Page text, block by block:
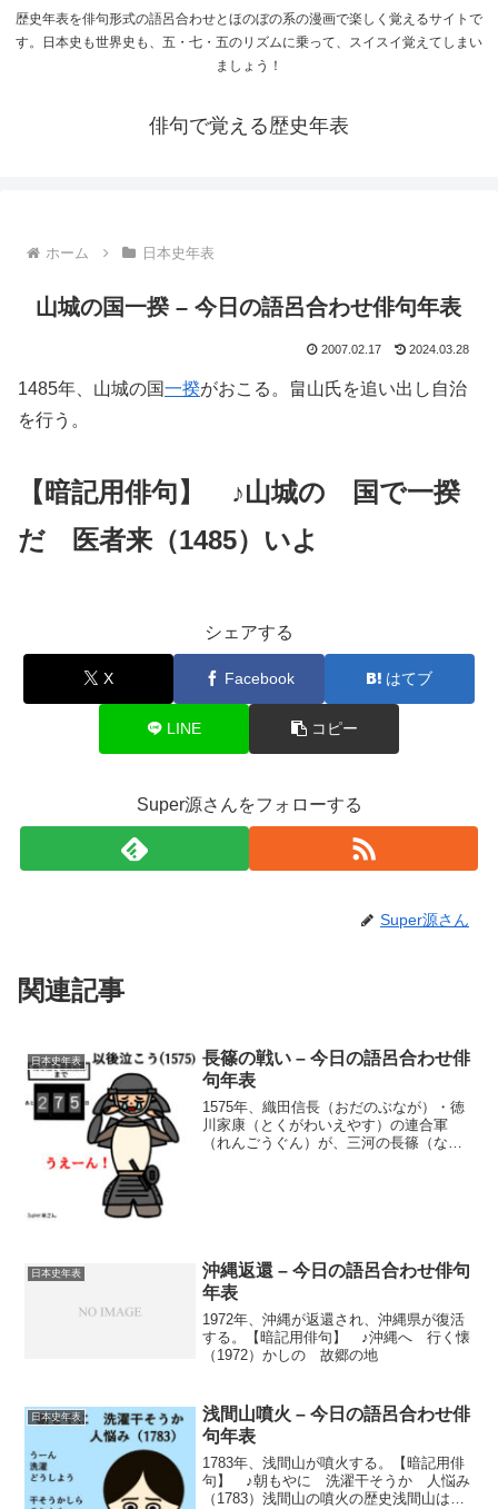
歴史年表を俳句形式の語呂合わせとほのぼの系の漫画で楽しく覚えるサイトで
す。日本史も世界史も、五・七・五のリズムに乗って、スイスイ覚えてしまい
ましょう！
俳句で覚える歴史年表
ホーム 日本史年表
山城の国一揆 – 今日の語呂合わせ俳句年表
2007.02.17 2024.03.28
1485年、山城の国一揆がおこる。畠山氏を追い出し自治
を行う。
【暗記用俳句】 ♪山城の 国で一揆
だ 医者来（1485）いよ
シェアする
X Facebook はてブ
LINE コピー
Super源さんをフォローする
Super源さん
関連記事
日本史年表
長篠の戦い – 今日の語呂合わせ俳
句年表
1575年、織田信長（おだのぶなが）・徳
川家康（とくがわいえやす）の連合軍
（れんごうぐん）が、三河の長篠（なが
日本史年表
沖縄返還 – 今日の語呂合わせ俳句
年表
1972年、沖縄が返還され、沖縄県が復活
する。【暗記用俳句】 ♪沖縄へ 行く懐
（1972）かしの 故郷の地
日本史年表
浅間山噴火 – 今日の語呂合わせ俳
句年表
1783年、浅間山が噴火する。【暗記用俳
句】 ♪朝もやに 洗濯干そうか 人悩み
（1783）浅間山の噴火の歴史浅間山は日